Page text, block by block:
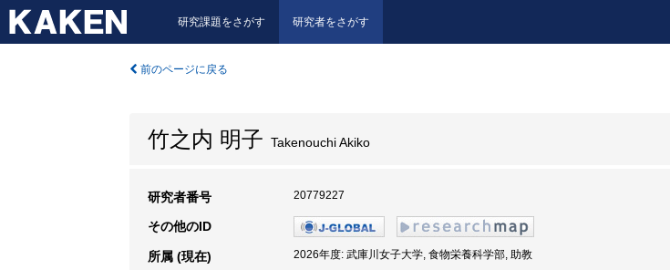
研究課題をさがす 研究者をさがす
前のページに戻る
竹之内 明子 Takenouchi Akiko
研究者番号 20779227
その他のID
所属 (現在) 2026年度: 武庫川女子大学, 食物栄養科学部, 助教